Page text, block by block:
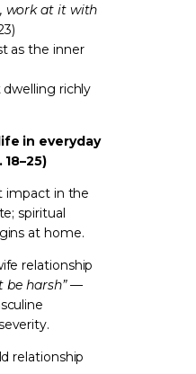
work at it with
as the inner
dwelling richly
in everyday
impact in the
spiritual
at home.
relationship
be harsh”—
relationship